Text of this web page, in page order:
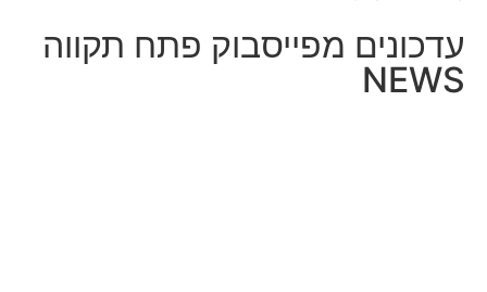
עדכונים מפייסבוק פתח תקווה
NEWS